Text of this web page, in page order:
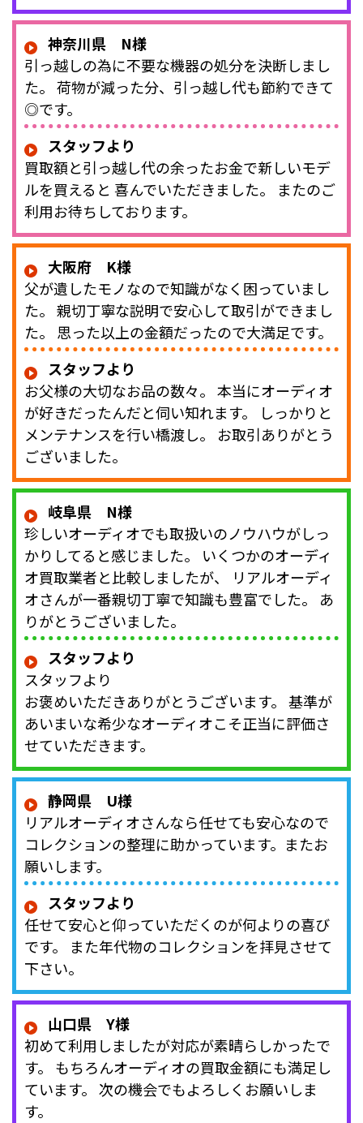
神奈川県 N様
引っ越しの為に不要な機器の処分を決断しまし
た。 荷物が減った分、引っ越し代も節約できて
◎です。
スタッフより
買取額と引っ越し代の余ったお金で新しいモデ
ルを買えると 喜んでいただきました。 またのご
利用お待ちしております。
大阪府 K様
父が遺したモノなので知識がなく困っていまし
た。 親切丁寧な説明で安心して取引ができまし
た。 思った以上の金額だったので大満足です。
スタッフより
お父様の大切なお品の数々。 本当にオーディオ
が好きだったんだと伺い知れます。 しっかりと
メンテナンスを行い橋渡し。 お取引ありがとう
ございました。
岐阜県 N様
珍しいオーディオでも取扱いのノウハウがしっ
かりしてると感じました。 いくつかのオーディ
オ買取業者と比較しましたが、 リアルオーディ
オさんが一番親切丁寧で知識も豊富でした。 あ
りがとうございました。
スタッフより
スタッフより
お褒めいただきありがとうございます。 基準が
あいまいな希少なオーディオこそ正当に評価さ
せていただきます。
静岡県 U様
リアルオーディオさんなら任せても安心なので
コレクションの整理に助かっています。またお
願いします。
スタッフより
任せて安心と仰っていただくのが何よりの喜び
です。 また年代物のコレクションを拝見させて
下さい。
山口県 Y様
初めて利用しましたが対応が素晴らしかったで
す。 もちろんオーディオの買取金額にも満足し
ています。 次の機会でもよろしくお願いしま
す。